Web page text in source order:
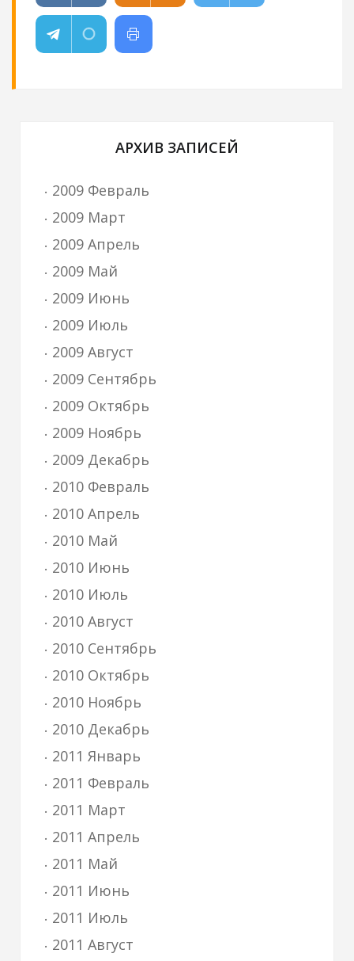
АРХИВ ЗАПИСЕЙ
2009 Февраль
2009 Март
2009 Апрель
2009 Май
2009 Июнь
2009 Июль
2009 Август
2009 Сентябрь
2009 Октябрь
2009 Ноябрь
2009 Декабрь
2010 Февраль
2010 Апрель
2010 Май
2010 Июнь
2010 Июль
2010 Август
2010 Сентябрь
2010 Октябрь
2010 Ноябрь
2010 Декабрь
2011 Январь
2011 Февраль
2011 Март
2011 Апрель
2011 Май
2011 Июнь
2011 Июль
2011 Август